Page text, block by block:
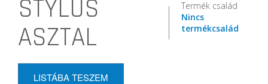
STYLUS
ASZTAL
Termék család
Nincs
termékcsalád
LISTÁBA TESZEM